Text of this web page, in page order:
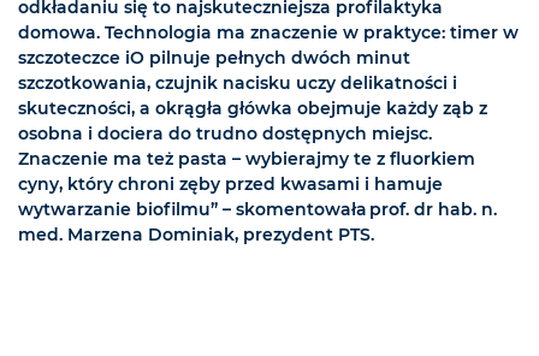
odkładaniu się to najskuteczniejsza profilaktyka
domowa. Technologia ma znaczenie w praktyce: timer w
szczoteczce iO pilnuje pełnych dwóch minut
szczotkowania, czujnik nacisku uczy delikatności i
skuteczności, a okrągła główka obejmuje każdy ząb z
osobna i dociera do trudno dostępnych miejsc.
Znaczenie ma też pasta – wybierajmy te z fluorkiem
cyny, który chroni zęby przed kwasami i hamuje
wytwarzanie biofilmu” – skomentowała prof. dr hab. n.
med. Marzena Dominiak, prezydent PTS.